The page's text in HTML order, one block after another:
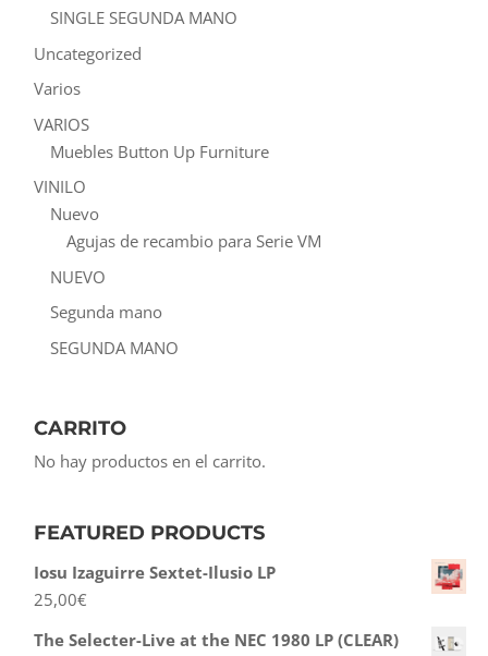
SINGLE SEGUNDA MANO
Uncategorized
Varios
VARIOS
Muebles Button Up Furniture
VINILO
Nuevo
Agujas de recambio para Serie VM
NUEVO
Segunda mano
SEGUNDA MANO
CARRITO
No hay productos en el carrito.
FEATURED PRODUCTS
Iosu Izaguirre Sextet-Ilusio LP
25,00€
The Selecter-Live at the NEC 1980 LP (CLEAR)